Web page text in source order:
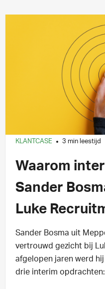
KLANTCASE 3 min leestijd
Waarom
Sander
Luke
Sander Bosma uit
vertrouwd gezicht bij
afgelopen jaren werd
drie interim